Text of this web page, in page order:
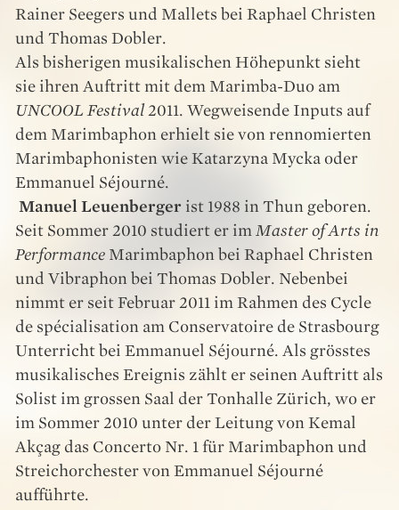
Rainer Seegers und Mallets bei Raphael Christen
und Thomas Dobler.
Als bisherigen musikalischen Höhepunkt sieht
sie ihren Auftritt mit dem Marimba-Duo am
UNCOOL Festival 2011. Wegweisende Inputs auf
dem Marimbaphon erhielt sie von rennomierten
Marimbaphonisten wie Katarzyna Mycka oder
Emmanuel Séjourné.
Manuel Leuenberger ist 1988 in Thun geboren.
Seit Sommer 2010 studiert er im Master of Arts in
Performance Marimbaphon bei Raphael Christen
und Vibraphon bei Thomas Dobler. Nebenbei
nimmt er seit Februar 2011 im Rahmen des Cycle
de spécialisation am Conservatoire de Strasbourg
Unterricht bei Emmanuel Séjourné. Als grösstes
musikalisches Ereignis zählt er seinen Auftritt als
Solist im grossen Saal der Tonhalle Zürich, wo er
im Sommer 2010 unter der Leitung von Kemal
Akçag das Concerto Nr. 1 für Marimbaphon und
Streichorchester von Emmanuel Séjourné
aufführte.